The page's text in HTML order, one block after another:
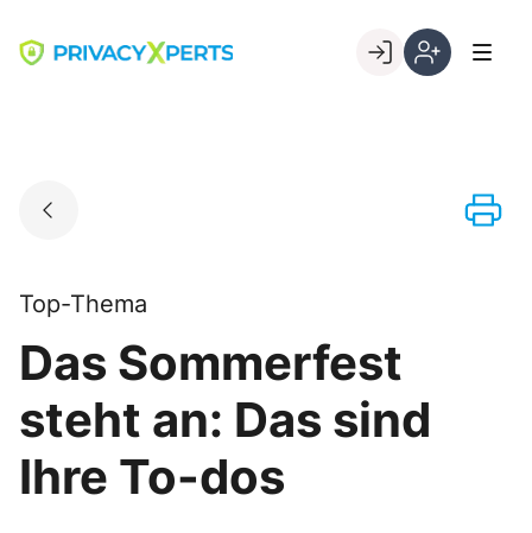
content
Go to landing page.
Top-Thema
Das Sommerfest
steht an: Das sind
Ihre To-dos